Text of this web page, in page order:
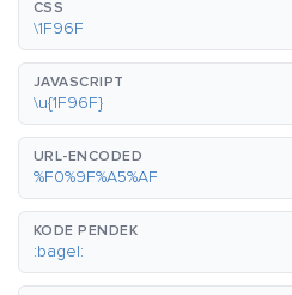
CSS
\1F96F
JAVASCRIPT
\u{1F96F}
URL-ENCODED
%F0%9F%A5%AF
KODE PENDEK
:bagel: